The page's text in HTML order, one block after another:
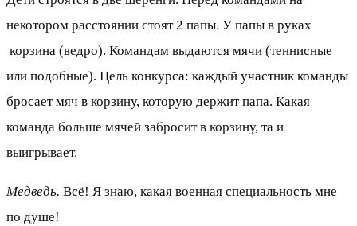
некотором расстоянии стоят 2 папы. У папы в руках
корзина (ведро). Командам выдаются мячи (теннисные
или подобные). Цель конкурса: каждый участник команды
бросает мяч в корзину, которую держит папа. Какая
команда больше мячей забросит в корзину, та и
выигрывает.
Медведь. Всё! Я знаю, какая военная специальность мне
по душе!